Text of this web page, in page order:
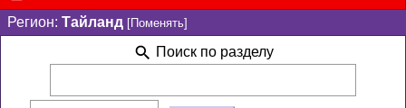
Регион: Тайланд [Поменять]
Поиск по разделу